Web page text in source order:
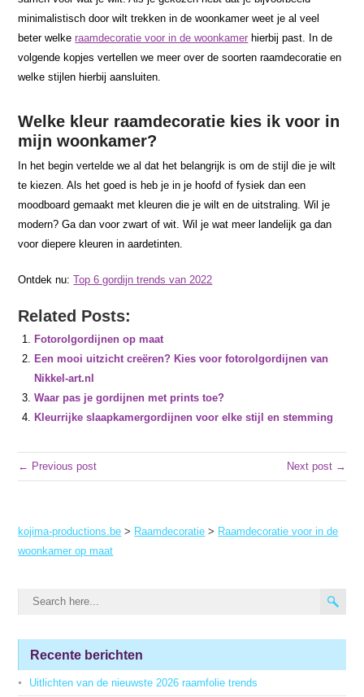
minimalistisch door wilt trekken in de woonkamer weet je al veel
beter welkeraamdecoratie voor in de woonkamer hierbij past. In de
volgende kopjes vertellen we meer over de soorten raamdecoratie en
welke stijlen hierbij aansluiten.
Welke kleur raamdecoratie kies ik voor in
mijn woonkamer?
In het begin vertelde we al dat het belangrijk is om de stijl die je wilt
te kiezen. Als het goed is heb je in je hoofd of fysiek dan een
moodboard gemaakt met kleuren die je wilt en de uitstraling. Wil je
modern? Ga dan voor zwart of wit. Wil je wat meer landelijk ga dan
voor diepere kleuren in aardetinten.
Ontdek nu:Top 6 gordijn trends van 2022
Related Posts:
Fotorolgordijnen op maat
Een mooi uitzicht creëren? Kies voor fotorolgordijnen van
Nikkel-art.nl
Waar pas je gordijnen met prints toe?
Kleurrijke slaapkamergordijnen voor elke stijl en stemming
← Previous post Next post →
kojima-productions.be > Raamdecoratie > Raamdecoratie voor in de
woonkamer op maat
Recente berichten
Uitlichten van de nieuwste 2026 raamfolie trends